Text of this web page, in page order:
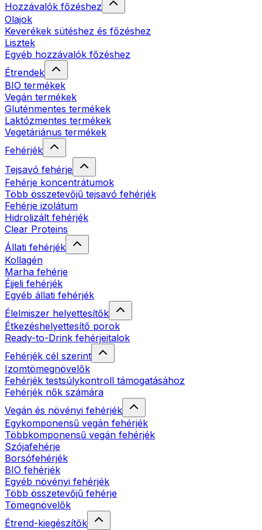
Hozzávalók főzéshez
Olajok
Keverékek sütéshez és főzéshez
Lisztek
Egyéb hozzávalók főzéshez
Étrendek
BIO termékek
Vegán termékek
Gluténmentes termékek
Laktózmentes termékek
Vegetáriánus termékek
Fehérjék
Tejsavó fehérje
Fehérje koncentrátumok
Több összetevőjű tejsavó fehérjék
Fehérje izolátum
Hidrolizált fehérjék
Clear Proteins
Állati fehérjék
Kollagén
Marha fehérje
Éjjeli fehérjék
Egyéb állati fehérjék
Élelmiszer helyettesítők
Étkezéshelyettesítő porok
Ready-to-Drink fehérjeitalok
Fehérjék cél szerint
Izomtömegnövelők
Fehérjék testsúlykontroll támogatásához
Fehérjék nők számára
Vegán és növényi fehérjék
Egykomponensű vegán fehérjék
Többkomponensű vegán fehérjék
Szójafehérje
Borsófehérjék
BIO fehérjék
Egyéb növényi fehérjék
Több összetevőjű fehérje
Tömegnövelők
Étrend-kiegészítők